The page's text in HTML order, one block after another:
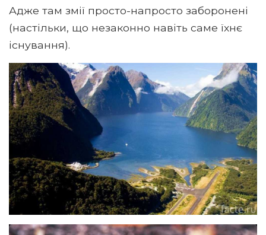
Адже там змії просто-напросто заборонені
(настільки, що незаконно навіть саме їхнє
існування).